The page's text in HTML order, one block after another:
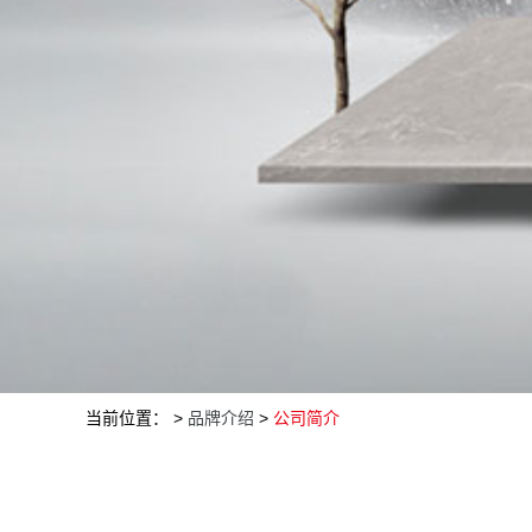
当前位置： > 品牌介绍 > 公司简介